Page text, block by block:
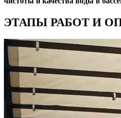
ЭТАПЫ РАБОТ И